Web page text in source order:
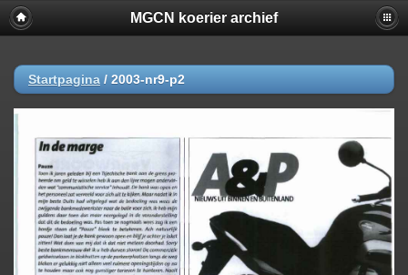
MGCN koerier archief
Startpagina / 2003-nr9-p2